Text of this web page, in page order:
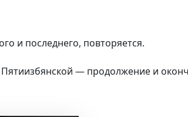
и последнего, повторяется.
— продолжение и